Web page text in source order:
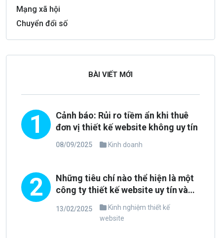
Mạng xã hội
Chuyển đổi số
BÀI VIẾT MỚI
1
Cảnh báo: Rủi ro tiềm ẩn khi thuê
đơn vị thiết kế website không uy tín
08/09/2025 Kinh doanh
2
Những tiêu chí nào thể hiện là một
công ty thiết kế website uy tín và
chuyên nghiệp?
13/02/2025
Kinh nghiệm thiết kế
website